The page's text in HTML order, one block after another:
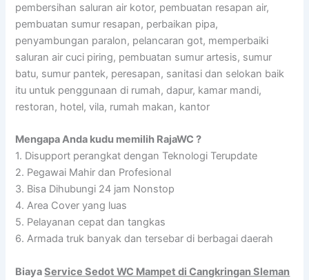
pembersihan saluran air kotor, pembuatan resapan air,
pembuatan sumur resapan, perbaikan pipa,
penyambungan paralon, pelancaran got, memperbaiki
saluran air cuci piring, pembuatan sumur artesis, sumur
batu, sumur pantek, peresapan, sanitasi dan selokan baik
itu untuk penggunaan di rumah, dapur, kamar mandi,
restoran, hotel, vila, rumah makan, kantor
Mengapa Anda kudu memilih RajaWC ?
1. Disupport perangkat dengan Teknologi Terupdate
2. Pegawai Mahir dan Profesional
3. Bisa Dihubungi 24 jam Nonstop
4. Area Cover yang luas
5. Pelayanan cepat dan tangkas
6. Armada truk banyak dan tersebar di berbagai daerah
BiayaService Sedot WC Mampet di Cangkringan Sleman